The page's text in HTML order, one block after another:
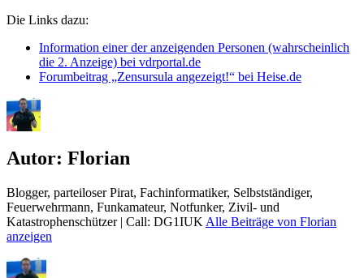
Die Links dazu:
Information einer der anzeigenden Personen (wahrscheinlich
die 2. Anzeige) bei vdrportal.de
Forumbeitrag „Zensursula angezeigt!“ bei Heise.de
Autor: Florian
Blogger, parteiloser Pirat, Fachinformatiker, Selbstständiger,
Feuerwehrmann, Funkamateur, Notfunker, Zivil- und
Katastrophenschützer | Call: DG1IUK Alle Beiträge von Florian
anzeigen